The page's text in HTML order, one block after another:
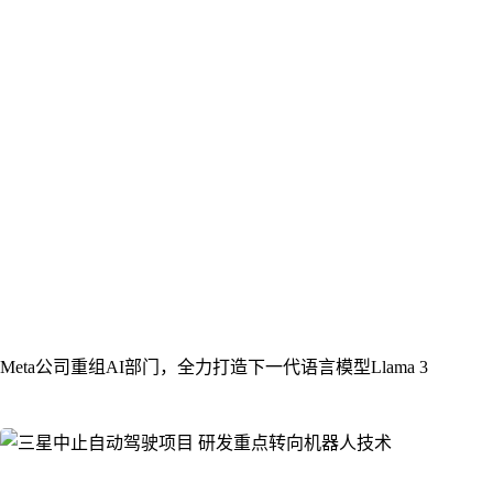
Meta公司重组AI部门，全力打造下一代语言模型Llama 3